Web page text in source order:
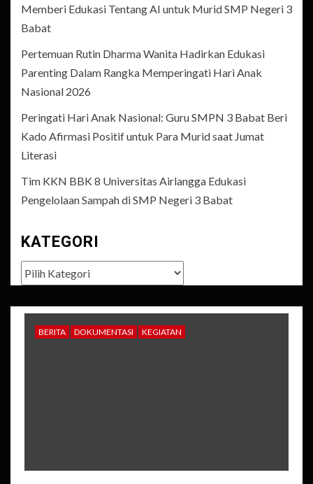
Memberi Edukasi Tentang AI untuk Murid SMP Negeri 3
Babat
Pertemuan Rutin Dharma Wanita Hadirkan Edukasi
Parenting Dalam Rangka Memperingati Hari Anak
Nasional 2026
Peringati Hari Anak Nasional: Guru SMPN 3 Babat Beri
Kado Afirmasi Positif untuk Para Murid saat Jumat
Literasi
Tim KKN BBK 8 Universitas Airlangga Edukasi
Pengelolaan Sampah di SMP Negeri 3 Babat
KATEGORI
Kategori
BERITA DOKUMENTASI KEGIATAN